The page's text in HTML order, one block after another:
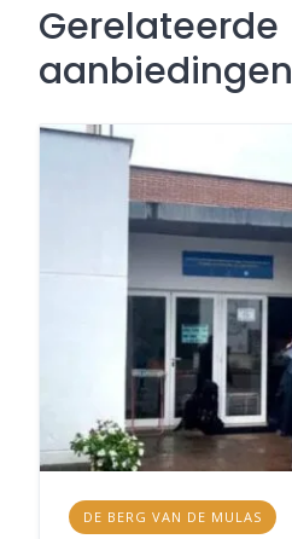
Gerelateerde
aanbiedingen
DE BERG VAN DE MULAS